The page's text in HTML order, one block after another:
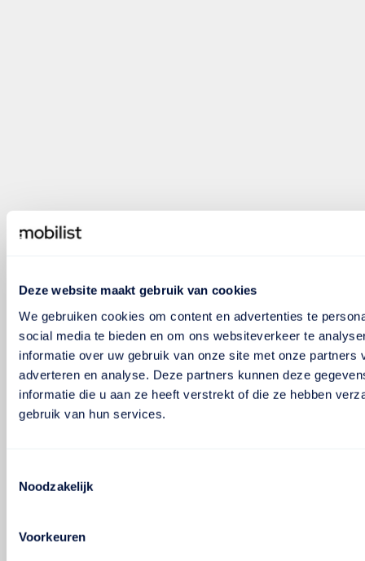
Deze website maakt gebruik van cookies
We gebruiken cookies om content en advertenties te
social media te bieden en om ons websiteverkeer te
informatie over uw gebruik van onze site met onze partners
adverteren en analyse. Deze partners kunnen deze
informatie die u aan ze heeft verstrekt of die ze hebben
gebruik van hun services.
Noodzakelijk
Voorkeuren